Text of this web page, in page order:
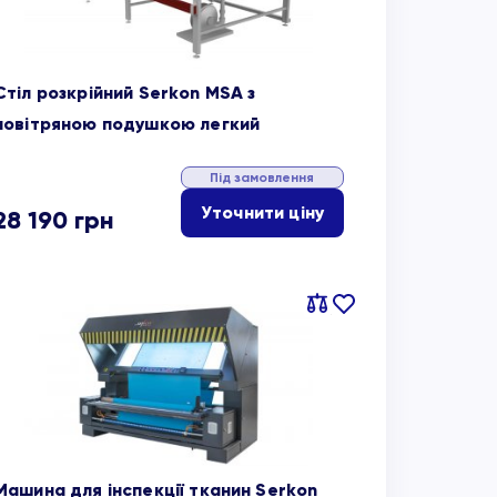
розкрійний Serkon MSA з
подушкою легкий
190 грн
Під замовлення
Уточнити ціну
Порівняти
В
для інспекції тканин Serkon